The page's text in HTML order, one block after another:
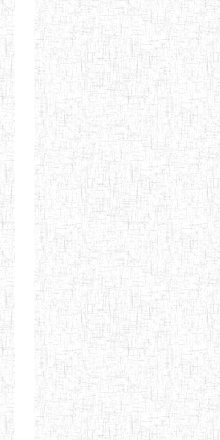
Afficher Page 12 sur 13 Total: 307
Début Préc. 4 5 6 7 8
9
13
Suivant Fin
ENIET
D'EBOLOWA
04/10/2012 ENIET Public
ENIEG DE
KRIBI
01/09/1986 ENIEG Public
ENIEG DE
MVENGUE
08/09/2003 ENIEG Public
ENIEG
D'AMBAM
02/05/2001 ENIEG Public
GTTC BUEA 15/09/1986 ENIEG Public
GTTC LIMBE 08/09/2003 ENIEG Public
Etablissements
d'enseignement
secondaire
technique